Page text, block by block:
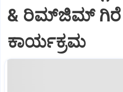
& ರಿಮ್‌ಜಿಮ್ ಗಿರೆ
ಕಾರ್ಯಕ್ರಮ